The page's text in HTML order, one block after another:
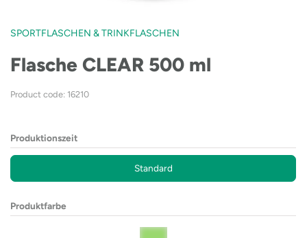
SPORTFLASCHEN & TRINKFLASCHEN
Flasche CLEAR 500 ml
Product code: 16210
Produktionszeit
Standard
Produktfarbe